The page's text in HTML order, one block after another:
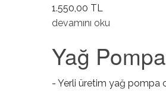
1.550,00 TL
Yağ Buhar Hortumu
devamını oku
Yağ
- Yerli üretim yağ pompa